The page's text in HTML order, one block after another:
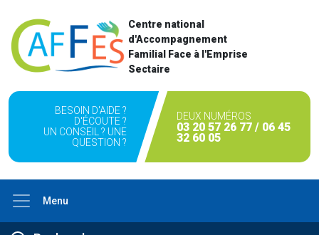
Centre national
d'Accompagnement
Familial Face à l'Emprise
Sectaire
BESOIN D'AIDE ?
D'ÉCOUTE ?
UN CONSEIL ? UNE
QUESTION ?
DEUX NUMÉROS
03 20 57 26 77 / 06 45
32 60 05
Menu